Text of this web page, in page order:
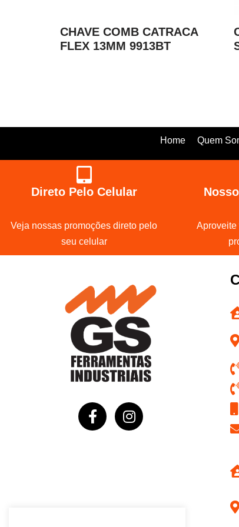
CHAVE COMB CATRACA
FLEX 13MM 9913BT
Home Quem
Direto Pelo Celular
Veja nossas promoções direto pelo
seu celular
Aproveite